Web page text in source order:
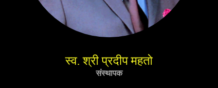
स्व. श्री प्रदीप महतो
संस्थापक